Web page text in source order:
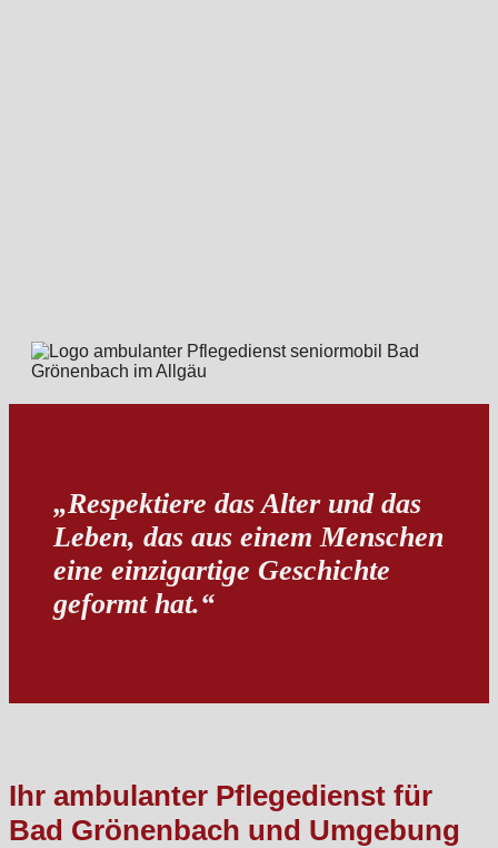
„Respektiere das Alter und das
Leben, das aus einem Menschen
eine einzigartige Geschichte
geformt hat.“
Ihr ambulanter Pflegedienst für
Bad Grönenbach und Umgebung